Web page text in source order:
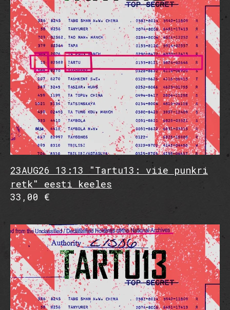
23AUG26 13:13 "Tartu13: viie punkri
retk" eesti keeles
33,00 €